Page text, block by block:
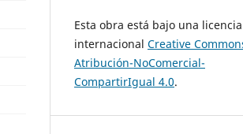
Esta obra está bajo una licencia
internacional Creative
Atribución-NoComercial-
CompartirIgual 4.0.